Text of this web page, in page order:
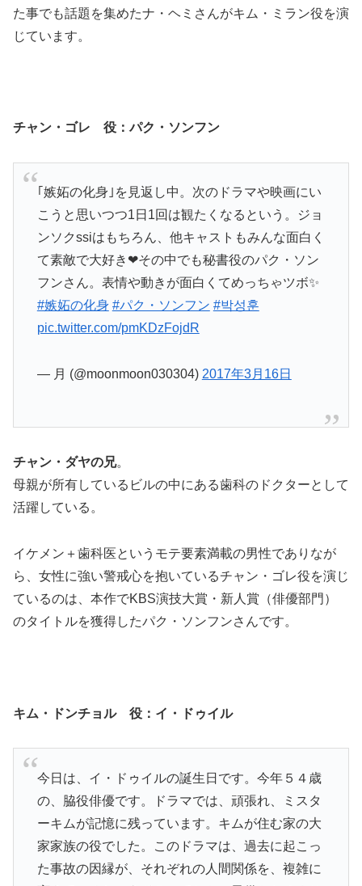
た事でも話題を集めたナ・ヘミさんがキム・ミラン役を演
じています。
チャン・ゴレ 役：パク・ソンフン
｢嫉妬の化身｣を見返し中。次のドラマや映画にい
こうと思いつつ1日1回は観たくなるという。ジョ
ンソクssiはもちろん、他キャストもみんな面白く
て素敵で大好き❤その中でも秘書役のパク・ソン
フンさん。表情や動きが面白くてめっちゃツボ✨
#嫉妬の化身 #パク・ソンフン #박성훈
pic.twitter.com/pmKDzFojdR
— 月 (@moonmoon030304) 2017年3月16日
チャン・ダヤの兄。
母親が所有しているビルの中にある歯科のドクターとして
活躍している。
イケメン＋歯科医というモテ要素満載の男性でありなが
ら、女性に強い警戒心を抱いているチャン・ゴレ役を演じ
ているのは、本作でKBS演技大賞・新人賞（俳優部門）
のタイトルを獲得したパク・ソンフンさんです。
キム・ドンチョル 役：イ・ドゥイル
今日は、イ・ドゥイルの誕生日です。今年５４歳
の、脇役俳優です。ドラマでは、頑張れ、ミスタ
ーキムが記憶に残っています。キムが住む家の大
家家族の役でした。このドラマは、過去に起こっ
た事故の因縁が、それぞれの人間関係を、複雑に